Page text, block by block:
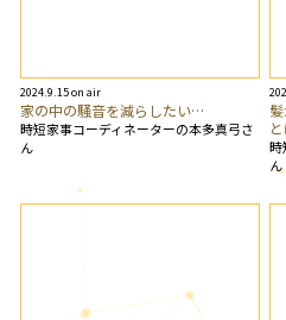
2024.9.15 on air
家の中の騒音を減らしたい…
時短家事コーディネーターの本多真弓さ
ん
時
ん